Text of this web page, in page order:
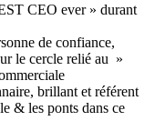
CEO ever » durant
de confiance,
le cercle relié au »
brillant et référent
& les ponts dans ce